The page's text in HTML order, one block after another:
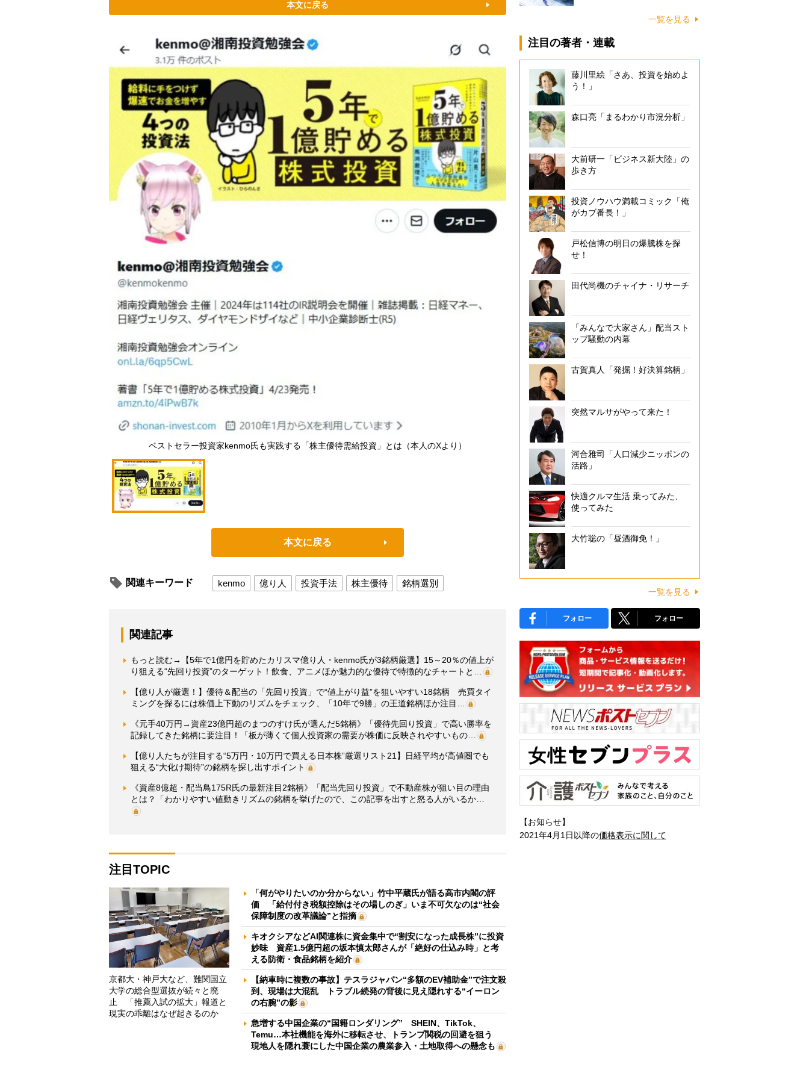
本文に戻る
ベストセラー投資家kenmo氏も実践する「株主優待需給投資」とは（本人のXより）
本文に戻る
関連キーワード kenmo 億り人 投資手法 株主優待 銘柄選別
関連記事
もっと読む→【5年で1億円を貯めたカリスマ億り人・kenmo氏が3銘柄厳選】15～20％の値上が
り狙える“先回り投資”のターゲット！飲食、アニメほか魅力的な優待で特徴的なチャートと…
【億り人が厳選！】優待＆配当の「先回り投資」で“値上がり益”を狙いやすい18銘柄 売買タイ
ミングを探るには株価上下動のリズムをチェック、「10年で9勝」の王道銘柄ほか注目…
《元手40万円→資産23億円超のまつのすけ氏が選んだ5銘柄》「優待先回り投資」で高い勝率を
記録してきた銘柄に要注目！「板が薄くて個人投資家の需要が株価に反映されやすいもの…
【億り人たちが注目する“5万円・10万円で買える日本株”厳選リスト21】日経平均が高値圏でも
狙える“大化け期待”の銘柄を探し出すポイント
《資産8億超・配当鳥175R氏の最新注目2銘柄》「配当先回り投資」で不動産株が狙い目の理由
とは？「わかりやすい値動きリズムの銘柄を挙げたので、この記事を出すと怒る人がいるか…
注目TOPIC
京都大・神戸大など、難関国立
大学の総合型選抜が続々と廃
止 「推薦入試の拡大」報道と
現実の乖離はなぜ起きるのか
「何がやりたいのか分からない」竹中平蔵氏が語る高市内閣の評
価 「給付付き税額控除はその場しのぎ」いま不可欠なのは“社会
保障制度の改革議論”と指摘
キオクシアなどAI関連株に資金集中で“割安になった成長株”に投資
妙味 資産1.5億円超の坂本慎太郎さんが「絶好の仕込み時」と考
える防衛・食品銘柄を紹介
【納車時に複数の事故】テスラジャパン“多額のEV補助金”で注文殺
到、現場は大混乱 トラブル続発の背後に見え隠れする“イーロン
の右腕”の影
急増する中国企業の“国籍ロンダリング” SHEIN、TikTok、
Temu…本社機能を海外に移転させ、トランプ関税の回避を狙う
現地人を隠れ蓑にした中国企業の農業参入・土地取得への懸念も
一覧を見る
注目の著者・連載
藤川里絵「さあ、投資を始めよ
う！」
森口亮「まるわかり市況分析」
大前研一「ビジネス新大陸」の
歩き方
投資ノウハウ満載コミック「俺
がカブ番長！」
戸松信博の明日の爆騰株を探
せ！
田代尚機のチャイナ・リサーチ
「みんなで大家さん」配当スト
ップ騒動の内幕
古賀真人「発掘！好決算銘柄」
突然マルサがやって来た！
河合雅司「人口減少ニッポンの
活路」
快適クルマ生活 乗ってみた、
使ってみた
大竹聡の「昼酒御免！」
一覧を見る
フォロー フォロー
【お知らせ】
2021年4月1日以降の価格表示に関して